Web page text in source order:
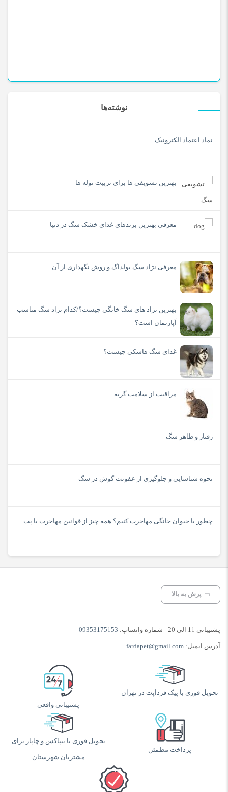
نوشته‌ها
نماد اعتماد الکترونیک
بهترین تشویقی ها برای تربیت توله ها
معرفی بهترین برندهای غذای خشک سگ در دنیا
معرفی نژاد سگ بولداگ و روش نگهداری از آن
بهترین نژاد های سگ خانگی چیست؟/کدام نژاد سگ مناسب
آپارتمان است؟
غذای سگ هاسکی چیست؟
مراقبت از سلامت گربه
رفتار و ظاهر سگ
نحوه شناسایی و جلوگیری از عفونت گوش در سگ
چطور با حیوان خانگی مهاجرت کنیم؟ همه چیز از قوانین مهاجرت با پت
پرش به بالا
پشتیبانی 11 الی 20 شماره واتساپ: 09353175153
آدرس ایمیل: fardapet@gmail.com
تحویل فوری با پیک فرداپت در تهران
پشتیبانی واقعی
پرداخت مطمئن
تحویل فوری با تیپاکس و چاپار برای
مشتریان شهرستان